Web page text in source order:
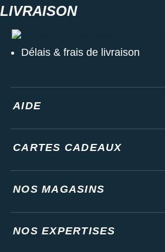
Colissimo, Chronopost, Chrono
Délais & frais de livraison
AIDE
CARTES CADEAUX
NOS MAGASINS
NOS EXPERTISES